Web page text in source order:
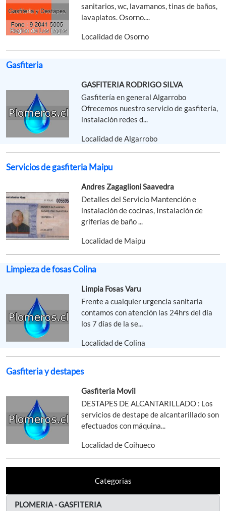
sanitarios, wc, lavamanos, tinas de baños,
lavaplatos. Osorno....
Localidad de Osorno
Gasfiteria
GASFITERIA RODRIGO SILVA
Gasfitería en general Algarrobo
Ofrecemos nuestro servicio de gasfitería,
instalación redes d...
Localidad de Algarrobo
Servicios de gasfiteria Maipu
Andres Zagaglioni Saavedra
Detalles del Servicio Mantención e
instalación de cocinas, Instalación de
griferías de baño ...
Localidad de Maipu
Limpieza de fosas Colina
Limpia Fosas Varu
Frente a cualquier urgencia sanitaria
contamos con atención las 24hrs del día
los 7 días de la se...
Localidad de Colina
Gasfiteria y destapes
Gasfiteria Movil
DESTAPES DE ALCANTARILLADO : Los
servicios de destape de alcantarillado son
efectuados con máquina...
Localidad de Coihueco
Categorias
PLOMERIA - GASFITERIA